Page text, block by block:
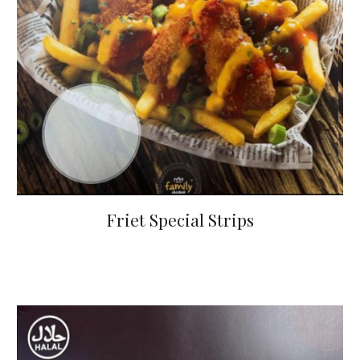
Friet Special Strips